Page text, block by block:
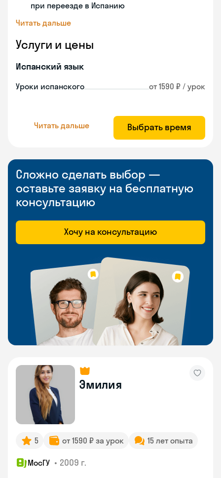
при переезде в Испанию
Читать дальше
Услуги и цены
Испанский язык
Уроки испанского от 1590 ₽ / урок
Читать дальше Выбрать время
Сложно сделать выбор —
оставьте заявку на бесплатную
консультацию
Хочу на консультацию
Эмилия
5 от 1590 ₽ за урок 15 лет опыта
МосГУ • 2009 г.